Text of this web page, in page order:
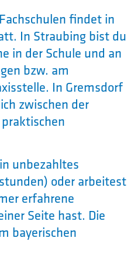
findet in
In Straubing bist du
in der Schule und an
bzw. am
In Gremsdorf
zwischen der
unbezahltes
oder arbeitest
erfahrene
Seite hast. Die
bayerischen